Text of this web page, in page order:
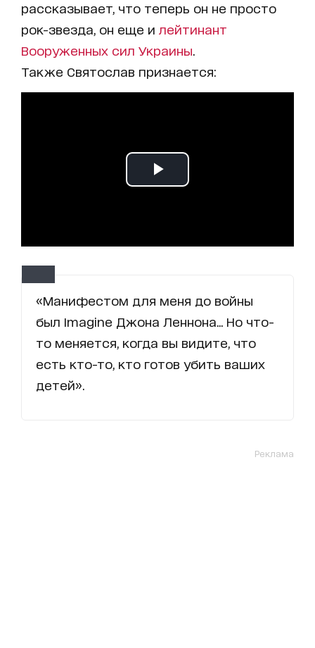
рассказывает, что теперь он не просто
рок-звезда, он еще и лейтинант
Вооруженных сил Украины
Также Святослав признается:
«Манифестом для меня до войны
был Imagine Джона Леннона... Но что-
то меняется, когда вы видите, что
есть кто-то, кто готов убить ваших
детей».
Реклама